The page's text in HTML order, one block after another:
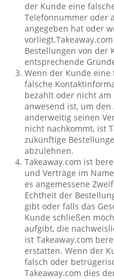
der Kunde eine
Telefonnummer oder
angegeben hat oder
Bestellungen von der
entsprechende
Wenn der Kunde eine
falsche
bezahlt oder nicht
anwesend ist, um
anderweitig seinen
nicht nachkommt, ist
zukünftige
abzulehnen.
Takeaway.com ist
und Verträge im
es angemessene
Echtheit der
gibt oder falls das
Kunde schließen
aufgibt, die
ist Takeaway.com
erstatten. Wenn der
falsch oder
Takeaway.com dies